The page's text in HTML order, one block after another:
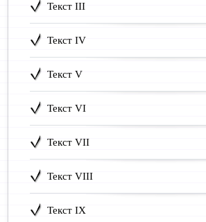
Текст III
Текст IV
Текст V
Текст VI
Текст VII
Текст VIII
Текст IX